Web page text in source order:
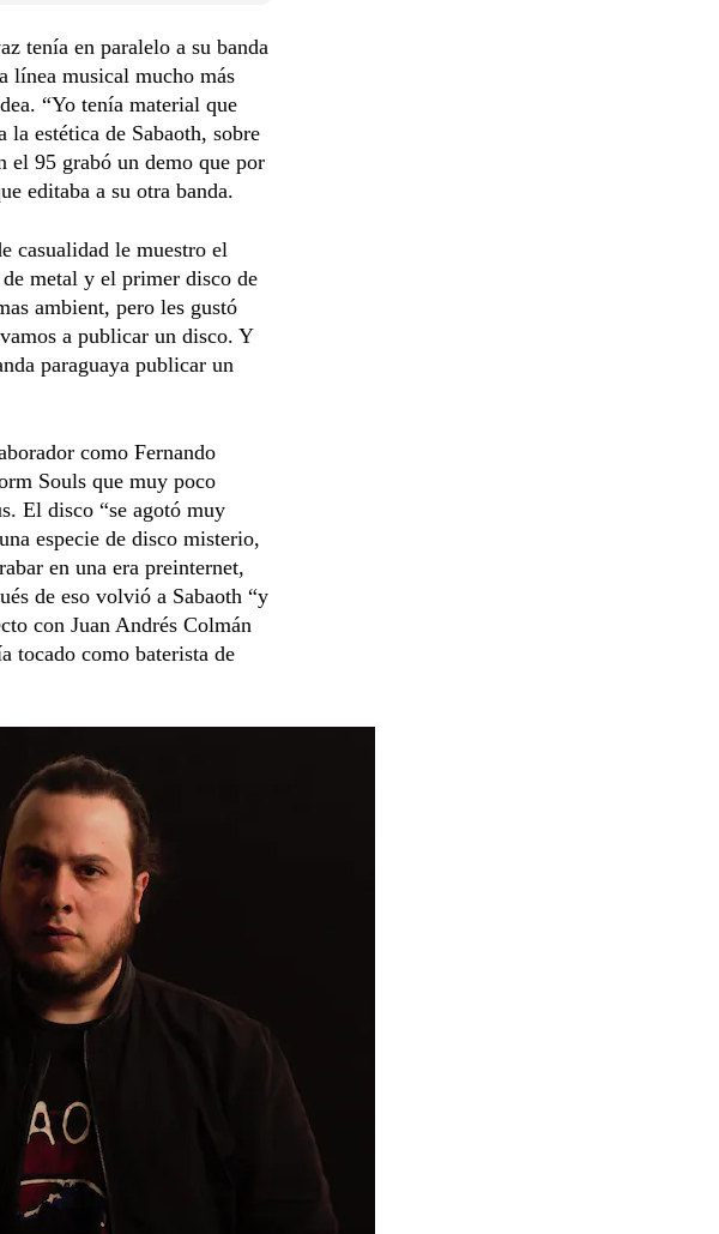
tenía en paralelo a su banda
línea musical mucho más
“Yo tenía material que
la estética de Sabaoth, sobre
el 95 grabó un demo que por
editaba a su otra banda.
casualidad le muestro el
metal y el primer disco de
ambient, pero les gustó
a publicar un disco. Y
paraguaya publicar un
como Fernando
Souls que muy poco
El disco “se agotó muy
especie de disco misterio,
en una era preinternet,
de eso volvió a Sabaoth “y
con Juan Andrés Colmán
tocado como baterista de